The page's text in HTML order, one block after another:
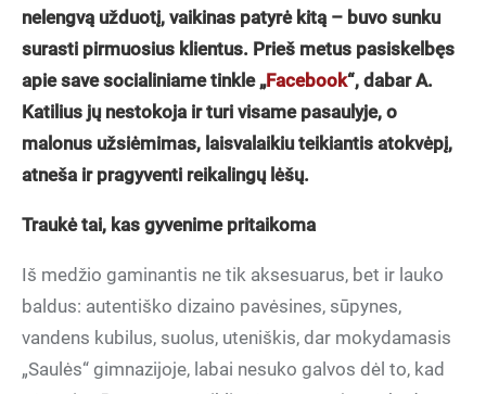
nelengvą užduotį, vaikinas patyrė kitą – buvo sunku
surasti pirmuosius klientus. Prieš metus pasiskelbęs
apie save socialiniame tinkle „Facebook“, dabar A.
Katilius jų nestokoja ir turi visame pasaulyje, o
malonus užsiėmimas, laisvalaikiu teikiantis atokvėpį,
atneša ir pragyventi reikalingų lėšų.
Traukė tai, kas gyvenime pritaikoma
Iš medžio gaminantis ne tik aksesuarus, bet ir lauko
baldus: autentiško dizaino pavėsines, sūpynes,
vandens kubilus, suolus, uteniškis, dar mokydamasis
„Saulės“ gimnazijoje, labai nesuko galvos dėl to, kad